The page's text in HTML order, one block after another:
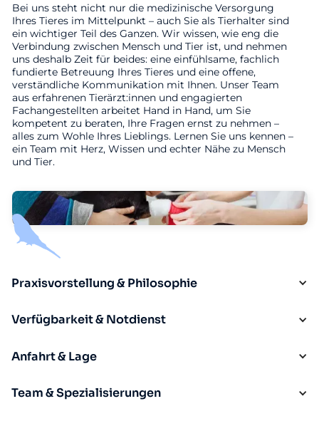
Bei uns steht nicht nur die medizinische Versorgung
Ihres Tieres im Mittelpunkt – auch Sie als Tierhalter sind
ein wichtiger Teil des Ganzen. Wir wissen, wie eng die
Verbindung zwischen Mensch und Tier ist, und nehmen
uns deshalb Zeit für beides: eine einfühlsame, fachlich
fundierte Betreuung Ihres Tieres und eine offene,
verständliche Kommunikation mit Ihnen. Unser Team
aus erfahrenen Tierärzt:innen und engagierten
Fachangestellten arbeitet Hand in Hand, um Sie
kompetent zu beraten, Ihre Fragen ernst zu nehmen –
alles zum Wohle Ihres Lieblings. Lernen Sie uns kennen –
ein Team mit Herz, Wissen und echter Nähe zu Mensch
und Tier.
Praxisvorstellung & Philosophie
Verfügbarkeit & Notdienst
Anfahrt & Lage
Team & Spezialisierungen